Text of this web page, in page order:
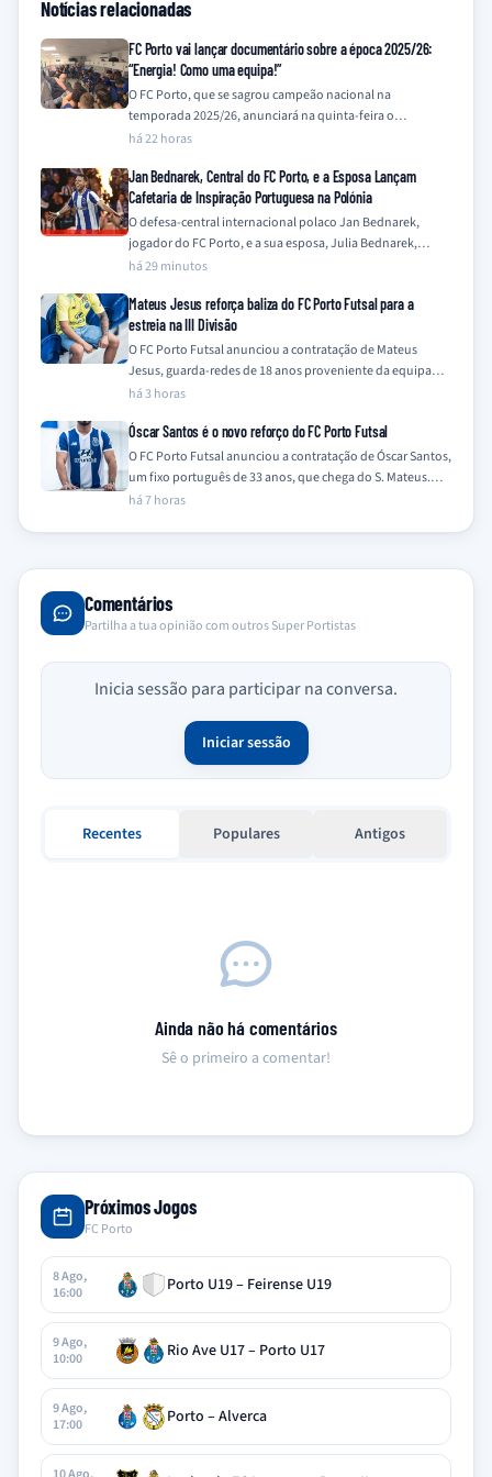
Notícias relacionadas
FC Porto vai lançar documentário sobre a época 2025/26:
“Energia! Como uma equipa!”
O FC Porto, que se sagrou campeão nacional na
temporada 2025/26, anunciará na quinta-feira o
lançamento de um documentário que retrata a…
há 22 horas
Jan Bednarek, Central do FC Porto, e a Esposa Lançam
Cafetaria de Inspiração Portuguesa na Polónia
O defesa-central internacional polaco Jan Bednarek,
jogador do FC Porto, e a sua esposa, Julia Bednarek,
embarcaram numa nova iniciativa empresarial na…
há 29 minutos
Mateus Jesus reforça baliza do FC Porto Futsal para a
estreia na III Divisão
O FC Porto Futsal anunciou a contratação de Mateus
Jesus, guarda-redes de 18 anos proveniente da equipa
Sub-19 do clube, para a…
há 3 horas
Óscar Santos é o novo reforço do FC Porto Futsal
O FC Porto Futsal anunciou a contratação de Óscar Santos,
um fixo português de 33 anos, que chega do S. Mateus.
O…
há 7 horas
Comentários
Partilha a tua opinião com outros Super Portistas
Inicia sessão para participar na conversa.
Iniciar sessão
Recentes Populares Antigos
Ainda não há comentários
Sê o primeiro a comentar!
Próximos Jogos
FC Porto
8 Ago,
16:00
Porto U19 – Feirense U19
9 Ago,
10:00
Rio Ave U17 – Porto U17
9 Ago,
17:00
Porto – Alverca